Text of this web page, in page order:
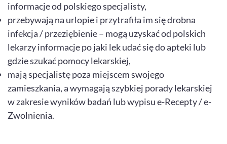
informacje od polskiego specjalisty,
przebywają na urlopie i przytrafiła im się drobna
infekcja / przeziębienie – mogą uzyskać od polskich
lekarzy informacje po jaki lek udać się do apteki lub
gdzie szukać pomocy lekarskiej,
mają specjalistę poza miejscem swojego
zamieszkania, a wymagają szybkiej porady lekarskiej
w zakresie wyników badań lub wypisu e-Recepty / e-
Zwolnienia.